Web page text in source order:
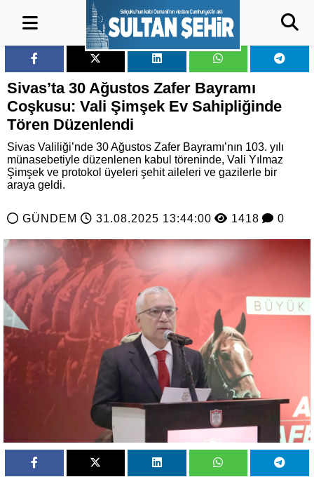
Sivas’ta 30 Ağustos Zafer Bayramı
Coşkusu: Vali Şimşek Ev Sahipliğinde
Tören Düzenlendi
Sivas Valiliği’nde 30 Ağustos Zafer Bayramı’nın 103. yılı
münasebetiyle düzenlenen kabul töreninde, Vali Yılmaz
Şimşek ve protokol üyeleri şehit aileleri ve gazilerle bir
araya geldi.
GÜNDEM 31.08.2025 13:44:00 1418 0